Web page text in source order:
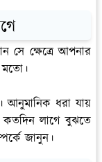
সে ক্ষেত্রে আপনার
মতো।
ধরা যায়
কতদিন লাগে বুঝতে
জানুন।